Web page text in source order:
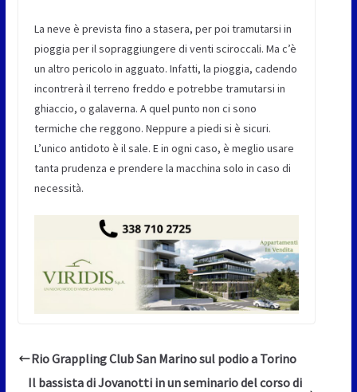
La neve è prevista fino a stasera, per poi tramutarsi in
pioggia per il sopraggiungere di venti sciroccali. Ma c’è
un altro pericolo in agguato. Infatti, la pioggia, cadendo
incontrerà il terreno freddo e potrebbe tramutarsi in
ghiaccio, o galaverna. A quel punto non ci sono
termiche che reggono. Neppure a piedi si è sicuri.
L’unico antidoto è il sale. E in ogni caso, è meglio usare
tanta prudenza e prendere la macchina solo in caso di
necessità.
Rio Grappling Club San Marino sul podio a Torino
Il bassista di Jovanotti in un seminario del corso di